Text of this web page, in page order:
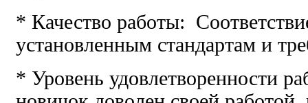
* Качество работы:
установленным стандартам и
* Уровень удовлетворенности